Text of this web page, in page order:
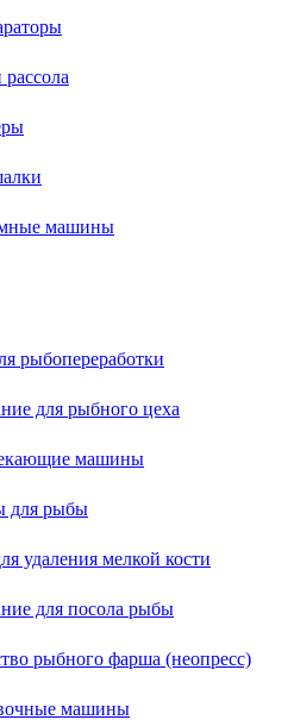
машины
рыбопереработки
для рыбного цеха
машины
для рыбы
удаления мелкой кости
для посола рыбы
рыбного фарша (неопресс)
машины